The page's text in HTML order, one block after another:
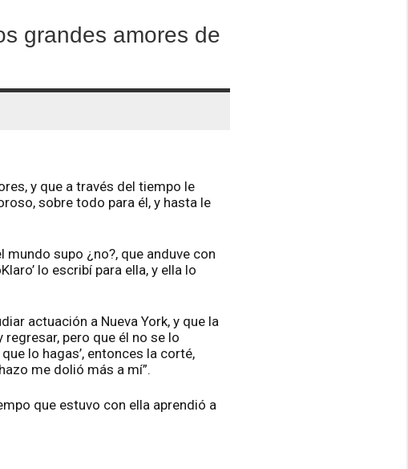
grandes amores de
y que a través del tiempo le
sobre todo para él, y hasta le
mundo supo ¿no?, que anduve con
lo escribí para ella, y ella lo
actuación a Nueva York, y que la
pero que él no se lo
lo hagas’, entonces la corté,
me dolió más a mí”.
que estuvo con ella aprendió a